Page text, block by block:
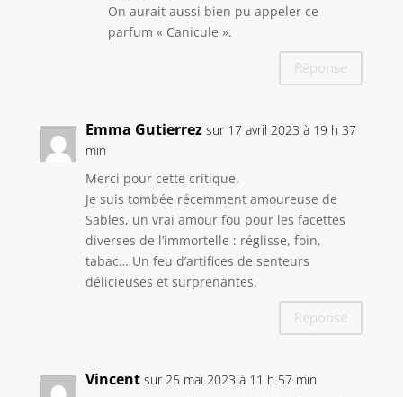
On aurait aussi bien pu appeler ce
parfum « Canicule ».
Réponse
Emma Gutierrez sur 17 avril 2023 à 19 h 37
min
Merci pour cette critique.
Je suis tombée récemment amoureuse de
Sables, un vrai amour fou pour les facettes
diverses de l’immortelle : réglisse, foin,
tabac… Un feu d’artifices de senteurs
délicieuses et surprenantes.
Réponse
Vincent sur 25 mai 2023 à 11 h 57 min